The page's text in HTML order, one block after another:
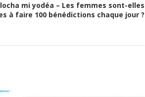
mi yodéa – Les femmes sont-elles
à faire 100 bénédictions chaque jour ?